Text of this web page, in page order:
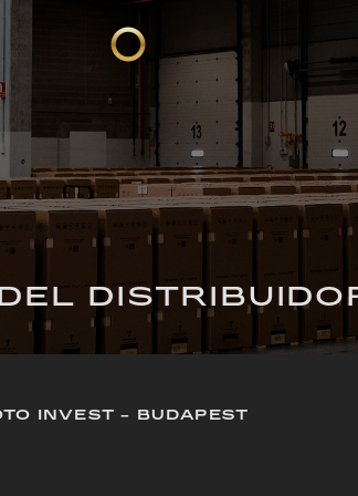
INVEST - BUDAPEST